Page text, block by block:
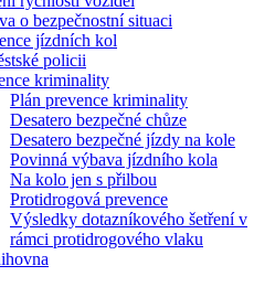
o bezpečnostní situaci
jízdních kol
policii
kriminality
Plán prevence kriminality
Desatero bezpečné chůze
Desatero bezpečné jízdy na kole
Povinná výbava jízdního kola
Na kolo jen s přilbou
Protidrogová prevence
Výsledky dotazníkového šetření v
rámci protidrogového vlaku